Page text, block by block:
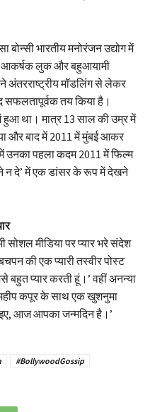
बोन्सी भारतीय मनोरंजन उद्योग में
आकर्षक लुक और बहुआयामी
ने अंतरराष्ट्रीय मॉडलिंग से लेकर
तय किया है।
हुआ था। मात्र 13 साल की उम्र में
और बाद में 2011 में मुंबई आकर
उनका पहला कदम 2011 में फिल्म
न दे’ में एक डांसर के रूप में देखने
सोशल मीडिया पर प्यार भरे संदेश
की एक प्यारी तस्वीर पोस्ट
बहुत प्यार करती हूं।’ वहीं अनन्या
कपूर के साथ एक खुशनुमा
आज आपका जन्मदिन है।’
#BollywoodGossip